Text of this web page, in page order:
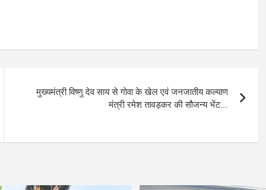
मुख्यमंत्री विष्णु देव साय से गोवा के खेल एवं जनजातीय कल्याण
मंत्री रमेश तावड़कर की सौजन्य भेंट….